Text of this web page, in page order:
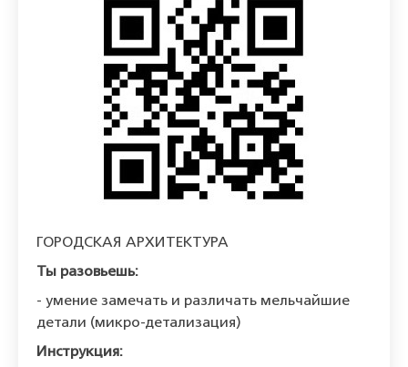
ГОРОДСКАЯ АРХИТЕКТУРА
Ты разовьешь:
- умение замечать и различать мельчайшие
детали (микро-детализация)
Инструкция: